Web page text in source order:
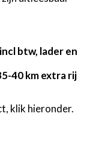
btw, lader en
40 km extra rij
klik hieronder.